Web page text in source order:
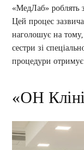
«МедЛаб» роблять
Цей процес
наголошує на
сестри зі
процедури отримує
«ОН